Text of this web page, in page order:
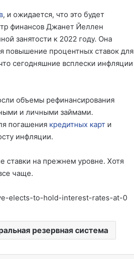
, и ожидается, что это будет
финансов Джанет Йеллен
занятости к 2022 году. Она
повышение процентных ставок для
сегодняшние всплески инфляции
объемы рефинансирования
и личными займами.
погашения кредитных карт и
инфляции.
ставки на прежнем уровне. Хотя
чаще.
elects-to-hold-interest-rates-at-0
резервная система
Пляжный домик в Северной